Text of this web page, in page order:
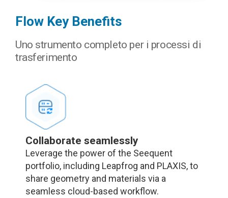
Flow Key Benefits
Uno strumento completo per i processi di
trasferimento
Collaborate seamlessly
Leverage the power of the Seequent
portfolio, including Leapfrog and PLAXIS, to
share geometry and materials via a
seamless cloud-based workflow.